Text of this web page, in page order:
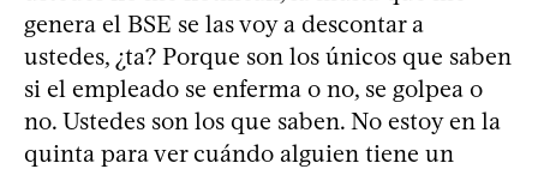
genera el BSE se las voy a descontar a
ustedes, ¿ta? Porque son los únicos que saben
si el empleado se enferma o no, se golpea o
no. Ustedes son los que saben. No estoy en la
quinta para ver cuándo alguien tiene un